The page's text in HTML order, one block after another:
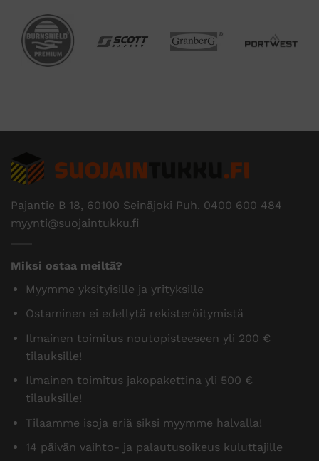
Pajantie B 18, 60100 Seinäjoki Puh. 0400 600 484
myynti@suojaintukku.fi
Miksi ostaa meiltä?
Myymme yksityisille ja yrityksille
Ostaminen ei edellytä rekisteröitymistä
Ilmainen toimitus noutopisteeseen yli 200 €
tilauksille!
Ilmainen toimitus jakopakettina yli 500 €
tilauksille!
Tilaamme isoja eriä siksi myymme halvalla!
14 päivän vaihto- ja palautusoikeus kuluttajille